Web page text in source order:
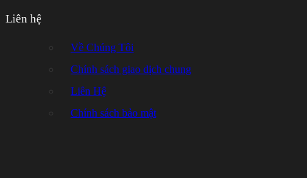
Liên hệ
Về Chúng Tôi
Chính sách giao dịch chung
Liên Hệ
Chính sách bảo mật